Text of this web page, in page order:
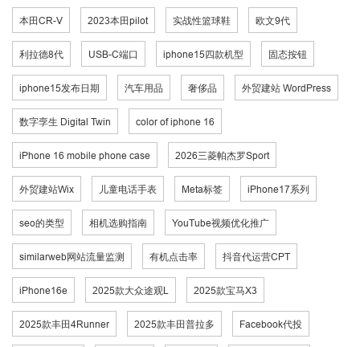
本田CR-V 2023本田pilot 实战性篮球鞋 欧文9代
利拉德8代 USB-C端口 iphone15四款机型 固态按钮
iphone15发布日期 汽车用品 奢侈品 外贸建站 WordPress
数字孪生 Digital Twin color of iphone 16
iPhone 16 mobile phone case 2026三菱帕杰罗Sport
外贸建站Wix 儿童电话手表 Meta标签 iPhone17系列
seo的类型 相机选购指南 YouTube视频优化推广
similarweb网站流量监测 有机点击率 抖音代运营CPT
iPhone16e 2025款大众途观L 2025款宝马X3
2025款丰田4Runner 2025款丰田普拉多 Facebook代投